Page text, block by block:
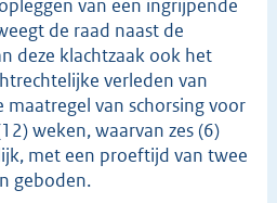
van een ingrijpende
de raad naast de
deze klachtzaak ook het
verleden van
maatregel van schorsing voor
weken, waarvan zes (6)
met een proeftijd van twee
geboden.